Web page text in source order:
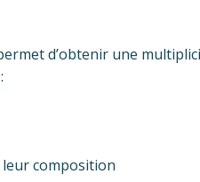
d’obtenir une
leur composition